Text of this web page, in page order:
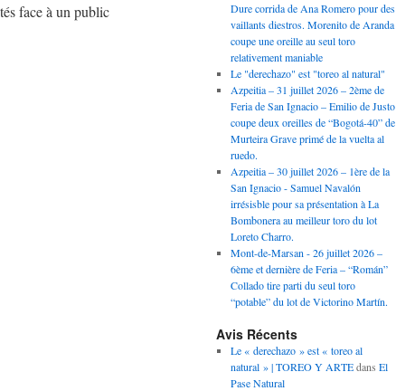
face à un public
Dure corrida de Ana Romero pour des
vaillants diestros. Morenito de Aranda
coupe une oreille au seul toro
relativement maniable
Le "derechazo" est "toreo al natural"
Azpeitia – 31 juillet 2026 – 2ème de
Feria de San Ignacio – Emilio de Justo
coupe deux oreilles de “Bogotá-40” de
Murteira Grave primé de la vuelta al
ruedo.
Azpeitia – 30 juillet 2026 – 1ère de la
San Ignacio - Samuel Navalón
irrésisble pour sa présentation à La
Bombonera au meilleur toro du lot
Loreto Charro.
Mont-de-Marsan - 26 juillet 2026 –
6ème et dernière de Feria – “Román”
Collado tire parti du seul toro
“potable” du lot de Victorino Martín.
Avis Récents
Le « derechazo » est « toreo al
natural » | TOREO Y ARTEdans El
Pase Natural